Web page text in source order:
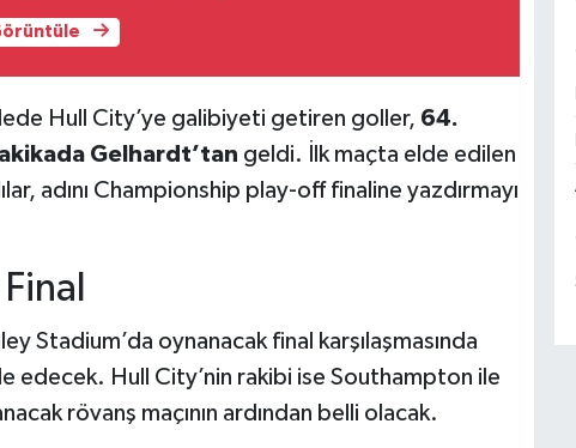
Hull City’ye galibiyeti getiren goller, 64.
Gelhardt’tan geldi. İlk maçta elde edilen
adını Championship play-off finaline yazdırmayı
Stadium’da oynanacak final karşılaşmasında
edecek. Hull City’nin rakibi ise Southampton ile
rövanş maçının ardından belli olacak.